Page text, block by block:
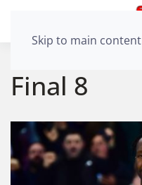
Skip to main content
Final 8